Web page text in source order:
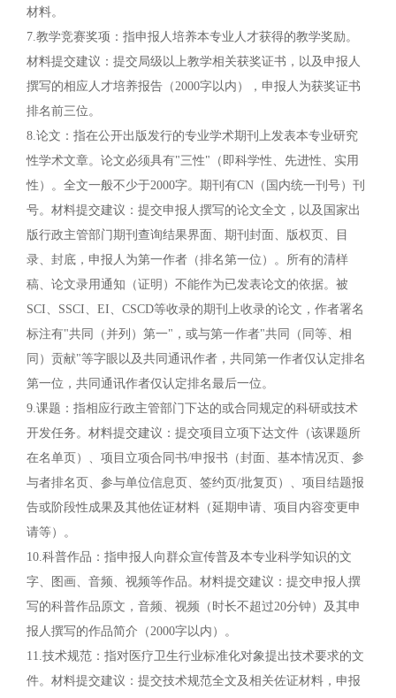
材料。
7.教学竞赛奖项：指申报人培养本专业人才获得的教学奖励。
材料提交建议：提交局级以上教学相关获奖证书，以及申报人
撰写的相应人才培养报告（2000字以内），申报人为获奖证书
排名前三位。
8.论文：指在公开出版发行的专业学术期刊上发表本专业研究
性学术文章。论文必须具有"三性"（即科学性、先进性、实用
性）。全文一般不少于2000字。期刊有CN（国内统一刊号）刊
号。材料提交建议：提交申报人撰写的论文全文，以及国家出
版行政主管部门期刊查询结果界面、期刊封面、版权页、目
录、封底，申报人为第一作者（排名第一位）。所有的清样
稿、论文录用通知（证明）不能作为已发表论文的依据。被
SCI、SSCI、EI、CSCD等收录的期刊上收录的论文，作者署名
标注有"共同（并列）第一"，或与第一作者"共同（同等、相
同）贡献"等字眼以及共同通讯作者，共同第一作者仅认定排名
第一位，共同通讯作者仅认定排名最后一位。
9.课题：指相应行政主管部门下达的或合同规定的科研或技术
开发任务。材料提交建议：提交项目立项下达文件（该课题所
在名单页）、项目立项合同书/申报书（封面、基本情况页、参
与者排名页、参与单位信息页、签约页/批复页）、项目结题报
告或阶段性成果及其他佐证材料（延期申请、项目内容变更申
请等）。
10.科普作品：指申报人向群众宣传普及本专业科学知识的文
字、图画、音频、视频等作品。材料提交建议：提交申报人撰
写的科普作品原文，音频、视频（时长不超过20分钟）及其申
报人撰写的作品简介（2000字以内）。
11.技术规范：指对医疗卫生行业标准化对象提出技术要求的文
件。材料提交建议：提交技术规范全文及相关佐证材料，申报